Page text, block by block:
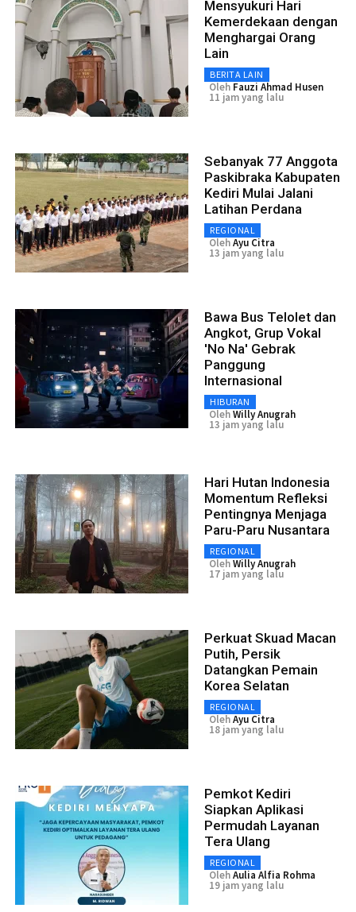
Mensyukuri Hari
Kemerdekaan dengan
Menghargai Orang
Lain
BERITA LAIN
Oleh Fauzi Ahmad Husen
11 jam yang lalu
Sebanyak 77 Anggota
Paskibraka Kabupaten
Kediri Mulai Jalani
Latihan Perdana
REGIONAL
OlehAyu Citra
13 jam yang lalu
Bawa Bus Telolet dan
Angkot, Grup Vokal
'No Na' Gebrak
Panggung
Internasional
HIBURAN
OlehWilly Anugrah
13 jam yang lalu
Hari Hutan Indonesia
Momentum Refleksi
Pentingnya Menjaga
Paru-Paru Nusantara
REGIONAL
OlehWilly Anugrah
17 jam yang lalu
Perkuat Skuad Macan
Putih, Persik
Datangkan Pemain
Korea Selatan
REGIONAL
OlehAyu Citra
18 jam yang lalu
Pemkot Kediri
Siapkan Aplikasi
Permudah Layanan
Tera Ulang
REGIONAL
OlehAulia Alfia Rohma
19 jam yang lalu